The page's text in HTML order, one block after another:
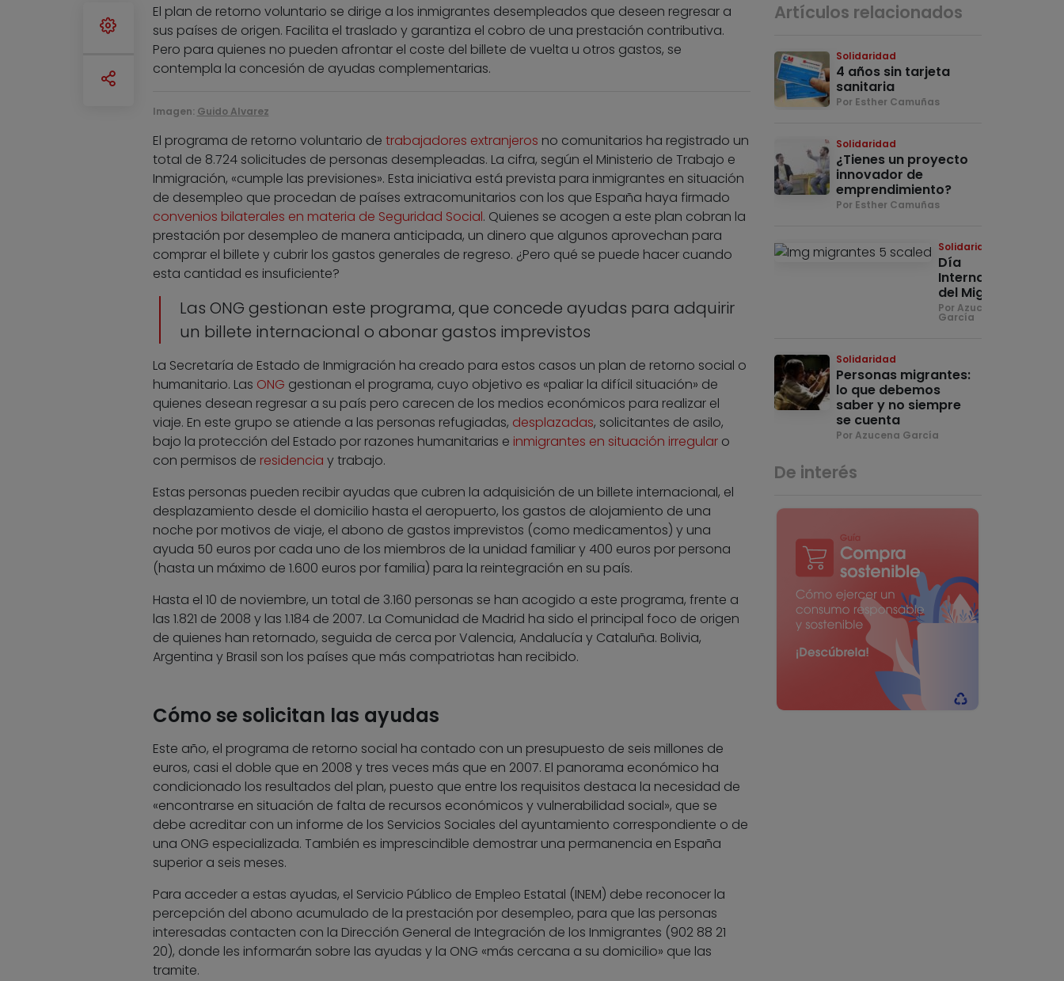
El plan de retorno voluntario se dirige a los inmigrantes desempleados que deseen regresar a
sus países de origen. Facilita el traslado y garantiza el cobro de una prestación contributiva.
Pero para quienes no pueden afrontar el coste del billete de vuelta u otros gastos, se
contempla la concesión de ayudas complementarias.
Imagen: Guido Alvarez
El programa de retorno voluntario de trabajadores extranjeros no comunitarios ha registrado un
total de 8.724 solicitudes de personas desempleadas. La cifra, según el Ministerio de Trabajo e
Inmigración, «cumple las previsiones». Esta iniciativa está prevista para inmigrantes en situación
de desempleo que procedan de países extracomunitarios con los que España haya firmado
convenios bilaterales en materia de Seguridad Social. Quienes se acogen a este plan cobran la
prestación por desempleo de manera anticipada, un dinero que algunos aprovechan para
comprar el billete y cubrir los gastos generales de regreso. ¿Pero qué se puede hacer cuando
esta cantidad es insuficiente?
Las ONG gestionan este programa, que concede ayudas para adquirir
un billete internacional o abonar gastos imprevistos
La Secretaría de Estado de Inmigración ha creado para estos casos un plan de retorno social o
humanitario. Las ONG gestionan el programa, cuyo objetivo es «paliar la difícil situación» de
quienes desean regresar a su país pero carecen de los medios económicos para realizar el
viaje. En este grupo se atiende a las personas refugiadas, desplazadas, solicitantes de asilo,
bajo la protección del Estado por razones humanitarias e inmigrantes en situación irregularo
con permisos de residencia y trabajo.
Estas personas pueden recibir ayudas que cubren la adquisición de un billete internacional, el
desplazamiento desde el domicilio hasta el aeropuerto, los gastos de alojamiento de una
noche por motivos de viaje, el abono de gastos imprevistos (como medicamentos) y una
ayuda 50 euros por cada uno de los miembros de la unidad familiar y 400 euros por persona
(hasta un máximo de 1.600 euros por familia) para la reintegración en su país.
Hasta el 10 de noviembre, un total de 3.160 personas se han acogido a este programa, frente a
las 1.821 de 2008 y las 1.184 de 2007. La Comunidad de Madrid ha sido el principal foco de origen
de quienes han retornado, seguida de cerca por Valencia, Andalucía y Cataluña. Bolivia,
Argentina y Brasil son los países que más compatriotas han recibido.
Cómo se solicitan las ayudas
Este año, el programa de retorno social ha contado con un presupuesto de seis millones de
euros, casi el doble que en 2008 y tres veces más que en 2007. El panorama económico ha
condicionado los resultados del plan, puesto que entre los requisitos destaca la necesidad de
«encontrarse en situación de falta de recursos económicos y vulnerabilidad social», que se
debe acreditar con un informe de los Servicios Sociales del ayuntamiento correspondiente o de
una ONG especializada. También es imprescindible demostrar una permanencia en España
superior a seis meses.
Para acceder a estas ayudas, el Servicio Público de Empleo Estatal (INEM) debe reconocer la
percepción del abono acumulado de la prestación por desempleo, para que las personas
interesadas contacten con la Dirección General de Integración de los Inmigrantes (902 88 21
20), donde les informarán sobre las ayudas y la ONG «más cercana a su domicilio» que las
tramite.
Artículos relacionados
Solidaridad
4 años sin tarjeta
sanitaria
Por Esther Camuñas
Solidaridad
¿Tienes un proyecto
innovador de
emprendimiento?
Por Esther Camuñas
Solidaridad
Día
Internacional
del Migrante
Por Azucena
García
Solidaridad
Personas migrantes:
lo que debemos
saber y no siempre
se cuenta
Por Azucena García
De interés